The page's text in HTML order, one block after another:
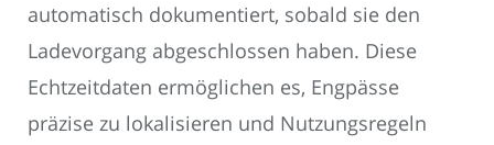
automatisch dokumentiert, sobald sie den
Ladevorgang abgeschlossen haben. Diese
Echtzeitdaten ermöglichen es, Engpässe
präzise zu lokalisieren und Nutzungsregeln